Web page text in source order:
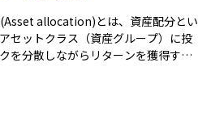
allocation)とは、資産配分とい
セットクラス（資産グループ）に投
を分散しながらリターンを獲得する